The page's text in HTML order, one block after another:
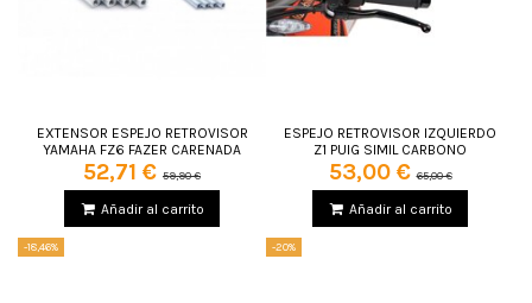
EXTENSOR ESPEJO RETROVISOR
YAMAHA FZ6 FAZER CARENADA
52,71 € 59,90 €
Añadir al carrito
ESPEJO RETROVISOR IZQUIERDO
Z1 PUIG SIMIL CARBONO
53,00 €65,00 €
Añadir al carrito
-18,46% -20%